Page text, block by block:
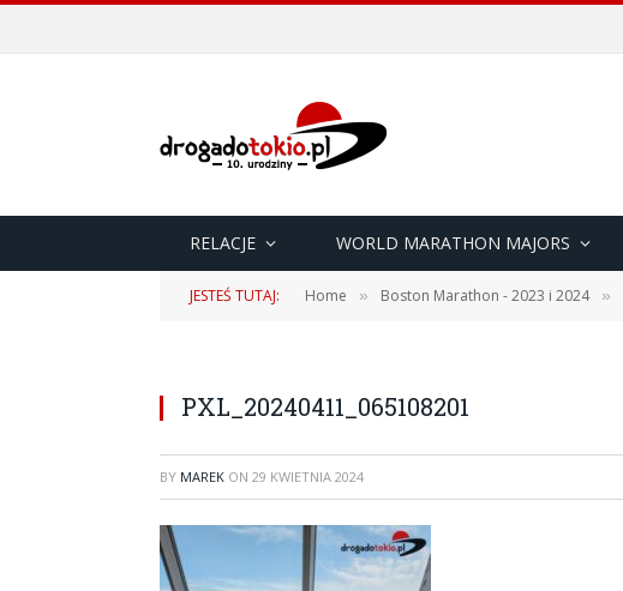
RELACJE WORLD MARATHON MAJORS
JESTEŚ TUTAJ: Home » Boston Marathon - 2023 i 2024 »
PXL_20240411_065108201
BY MAREK ON 29 KWIETNIA 2024